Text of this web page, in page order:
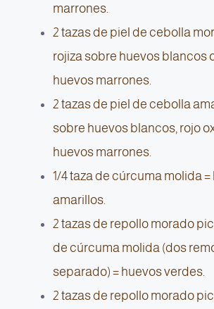
marrones.
2 tazas de piel de cebolla
rojiza sobre huevos blancos
huevos marrones.
2 tazas de piel de cebolla
sobre huevos blancos, rojo
huevos marrones.
1/4 taza de cúrcuma molida
amarillos.
2 tazas de repollo morado
de cúrcuma molida (dos
separado) = huevos verdes.
2 tazas de repollo morado